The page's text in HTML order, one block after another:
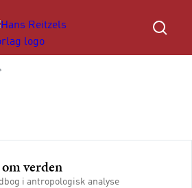
verden
i antropologisk analyse